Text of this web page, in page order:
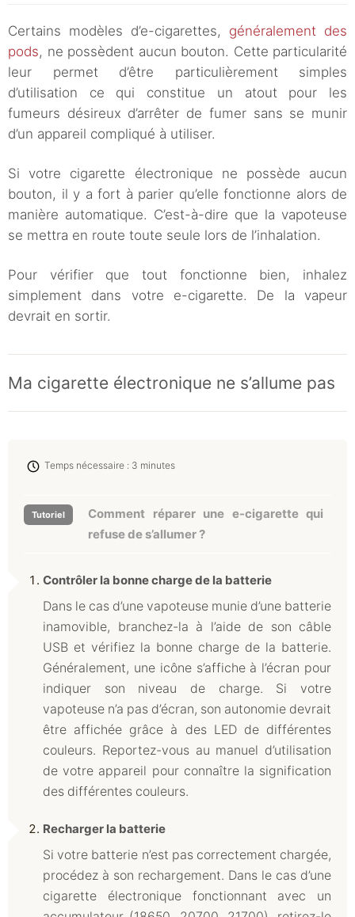
Certains modèles d’e-cigarettes, généralement des
pods, ne possèdent aucun bouton. Cette particularité
leur permet d’être particulièrement simples
d’utilisation ce qui constitue un atout pour les
fumeurs désireux d’arrêter de fumer sans se munir
d’un appareil compliqué à utiliser.
Si votre cigarette électronique ne possède aucun
bouton, il y a fort à parier qu’elle fonctionne alors de
manière automatique. C’est-à-dire que la vapoteuse
se mettra en route toute seule lors de l’inhalation.
Pour vérifier que tout fonctionne bien, inhalez
simplement dans votre e-cigarette. De la vapeur
devrait en sortir.
Ma cigarette électronique ne s’allume pas
Temps nécessaire : 3 minutes
Comment réparer une e-cigarette qui
refuse de s’allumer ?
Contrôler la bonne charge de la batterie
Dans le cas d’une vapoteuse munie d’une batterie
inamovible, branchez-la à l’aide de son câble
USB et vérifiez la bonne charge de la batterie.
Généralement, une icône s’affiche à l’écran pour
indiquer son niveau de charge. Si votre
vapoteuse n’a pas d’écran, son autonomie devrait
être affichée grâce à des LED de différentes
couleurs. Reportez-vous au manuel d’utilisation
de votre appareil pour connaître la signification
des différentes couleurs.
Recharger la batterie
Si votre batterie n’est pas correctement chargée,
procédez à son rechargement. Dans le cas d’une
cigarette électronique fonctionnant avec un